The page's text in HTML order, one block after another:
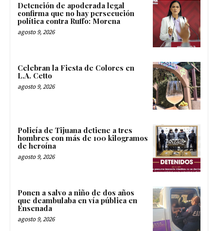
Detención de apoderada legal
confirma que no hay persecución
política contra Ruffo: Morena
agosto 9, 2026
Celebran la Fiesta de Colores en
L.A. Cetto
agosto 9, 2026
Policía de Tijuana detiene a tres
hombres con más de 100 kilogramos
de heroína
agosto 9, 2026
Ponen a salvo a niño de dos años
que deambulaba en vía pública en
Ensenada
agosto 9, 2026